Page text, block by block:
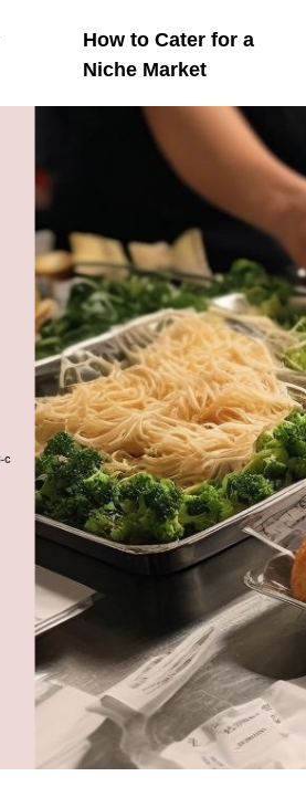
How to Cater for a
Niche Market